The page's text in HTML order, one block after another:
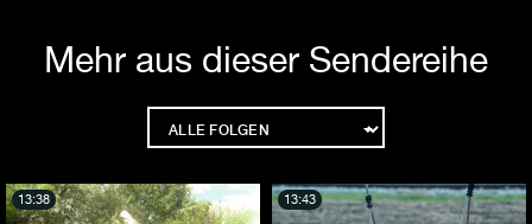
Mehr aus dieser Sendereihe
13:38 13:43